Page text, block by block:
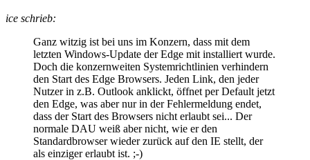
ice schrieb:
Ganz witzig ist bei uns im Konzern, dass mit dem
letzten Windows-Update der Edge mit installiert wurde.
Doch die konzernweiten Systemrichtlinien verhindern
den Start des Edge Browsers. Jeden Link, den jeder
Nutzer in z.B. Outlook anklickt, öffnet per Default jetzt
den Edge, was aber nur in der Fehlermeldung endet,
dass der Start des Browsers nicht erlaubt sei... Der
normale DAU weiß aber nicht, wie er den
Standardbrowser wieder zurück auf den IE stellt, der
als einziger erlaubt ist. ;-)